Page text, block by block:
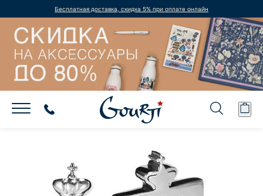
Бесплатная доставка, скидка 5% при оплате онлайн